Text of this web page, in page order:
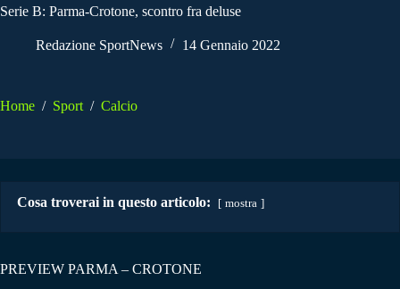
Serie B: Parma-Crotone, scontro fra deluse
Redazione SportNews 14 Gennaio 2022
Home / Sport / Calcio
Cosa troverai in questo articolo: mostra
PREVIEW PARMA – CROTONE